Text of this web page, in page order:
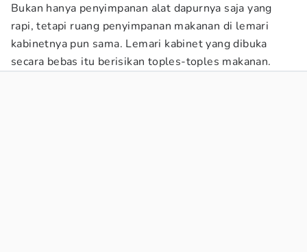
Bukan hanya penyimpanan alat dapurnya saja yang
rapi, tetapi ruang penyimpanan makanan di lemari
kabinetnya pun sama. Lemari kabinet yang dibuka
secara bebas itu berisikan toples-toples makanan.